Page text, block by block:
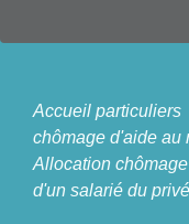
Accueil particuliers
chômage d'aide au
Allocation
d'un salarié du privé